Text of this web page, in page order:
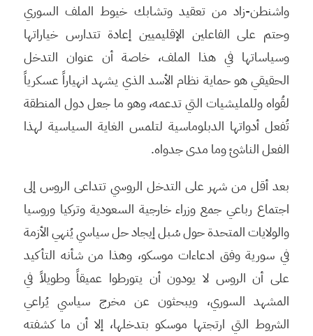
واشنطن-زاد من تعقيد وتشابك خيوط الملف السوري
وحتم على الفاعلين الإقليميين إعادة تتدارس خياراتها
وسياساتها في هذا الملف، خاصة أن عنوان التدخل
الحقيقي هو حماية نظام الأسد الذي يشهد انهياراً عسكرياً
لقُواه وللمليشيات التي تدعمه، وهو ما جعل دول المنطقة
تُفعل أدواتها الدبلوماسية لتلمس الغاية السياسية لهذا
الفعل الناشئ وما مدى جدواه.
بعد أقل من شهر على التدخل الروسي تتداعى الروس إلى
اجتماع رباعي جمع وزراء خارجية السعودية وتركيا وروسيا
والولايات المتحدة حول سُبل إيجاد حل سياسي يُنهي الأزمة
في سورية وفق ادعاءات موسكو، وهذا من شأنه التأكيد
على أن الروس لا يودون أن يتورطوا عميقاً وطويلاً في
المشهد السوري، ويبحثون عن مخرج سياسي يُراعي
الشروط التي ارتجتها موسكو بتدخلها، إلا أن ما كشفته